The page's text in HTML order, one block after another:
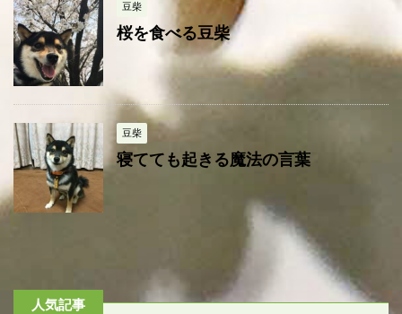
豆柴
桜を食べる豆柴
豆柴
寝てても起きる魔法の言葉
人気記事